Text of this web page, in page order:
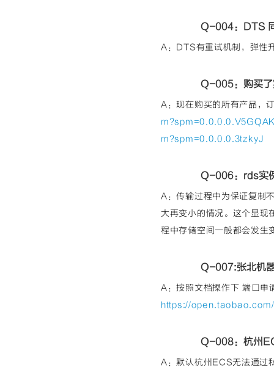
Q-004：DTS
A：DTS有重试机制，弹性
Q-005：购买了
A：现在购买的所有产品，
m?spm=0.0.0.0.3tzkyJ
Q-006：rds实
A：传输过程中为保证复制
大再变小的情况。这个显现
程中存储空间一般都会发生
Q-007:张北机
A：按照文档操作下 端口申
https://
Q-008：杭州
A：默认杭州ECS无法通过